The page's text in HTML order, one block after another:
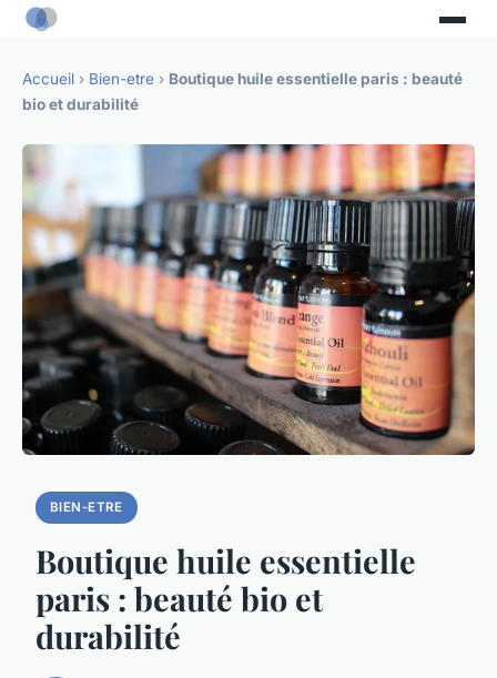
Accueil › Bien-etre › Boutique huile essentielle paris : beauté
bio et durabilité
BIEN-ETRE
Boutique huile essentielle
paris : beauté bio et
durabilité